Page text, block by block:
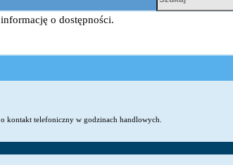
o dostępności.
kontakt telefoniczny w godzinach handlowych.